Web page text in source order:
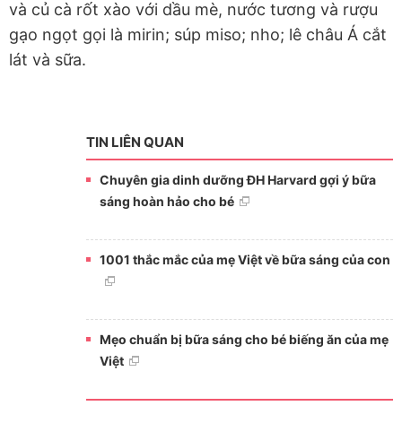
và củ cà rốt xào với dầu mè, nước tương và rượu
gạo ngọt gọi là mirin; súp miso; nho; lê châu Á cắt
lát và sữa.
TIN LIÊN QUAN
Chuyên gia dinh dưỡng ĐH Harvard gợi ý bữa
sáng hoàn hảo cho bé
1001 thắc mắc của mẹ Việt về bữa sáng của con
Mẹo chuẩn bị bữa sáng cho bé biếng ăn của mẹ
Việt